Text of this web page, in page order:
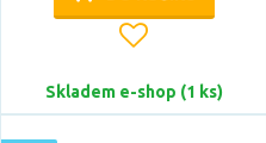
Skladem e-shop (1 ks)